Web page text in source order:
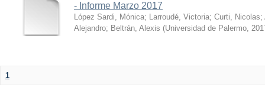
- Informe Marzo 2017
López Sardi, Mónica; Larroudé, Victoria; Curti, Nicolas;
Alejandro; Beltrán, Alexis (Universidad de Palermo,
1